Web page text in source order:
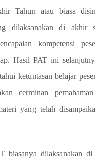
Tahun atau biasa
dilaksanakan di akhir
kompetensi
Hasil PAT ini
ketuntasan belajar
cerminan
yang telah
biasanya dilaksanakan